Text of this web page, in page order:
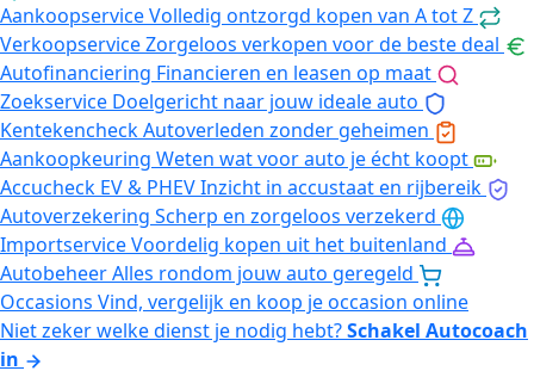
AankoopserviceVolledig ontzorgd kopen van A tot Z
VerkoopserviceZorgeloos verkopen voor de beste deal
Autofinanciering Financieren en leasen op maat
Zoekservice Doelgericht naar jouw ideale auto
KentekencheckAutoverleden zonder geheimen
Aankoopkeuring Weten wat voor auto je écht koopt
Accucheck EV & PHEVInzicht in accustaat en rijbereik
Autoverzekering Scherp en zorgeloos verzekerd
ImportserviceVoordelig kopen uit het buitenland
AutobeheerAlles rondom jouw auto geregeld
Occasions Vind, vergelijk en koop je occasion online
Niet zeker welke dienst je nodig hebt?Schakel Autocoach
in